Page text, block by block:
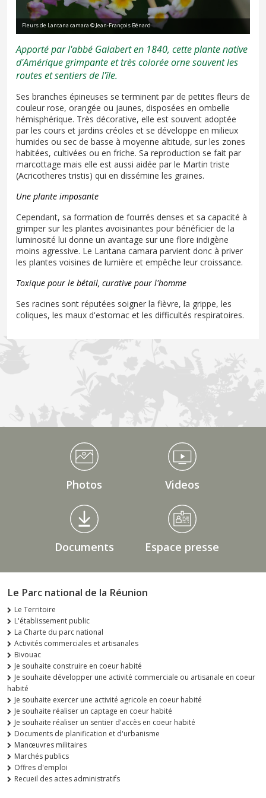
Fleurs de Lantana camara © Jean-François Bénard
Apporté par l'abbé Galabert en 1840, cette plante native
d'Amérique grimpante et très colorée orne souvent les
routes et sentiers de l'île.
Ses branches épineuses se terminent par de petites fleurs de
couleur rose, orangée ou jaunes, disposées en ombelle
hémisphérique. Très décorative, elle est souvent adoptée
par les cours et jardins créoles et se développe en milieux
humides ou sec de basse à moyenne altitude, sur les zones
habitées, cultivées ou en friche. Sa reproduction se fait par
marcottage mais elle est aussi aidée par le Martin triste
(Acricotheres tristis) qui en dissémine les graines.
Une plante imposante
Cependant, sa formation de fourrés denses et sa capacité à
grimper sur les plantes avoisinantes pour bénéficier de la
luminosité lui donne un avantage sur une flore indigène
moins agressive. Le Lantana camara parvient donc à priver
les plantes voisines de lumière et empêche leur croissance.
Toxique pour le bétail, curative pour l'homme
Ses racines sont réputées soigner la fièvre, la grippe, les
coliques, les maux d'estomac et les difficultés respiratoires.
Médiathèque Footer
Photos Videos
Documents Espace presse
Le Parc national de la Réunion
Le Territoire
L'établissement public
La Charte du parc national
Activités commerciales et artisanales
Bivouac
Je souhaite construire en coeur habité
Je souhaite développer une activité commerciale ou artisanale en coeur
habité
Je souhaite exercer une activité agricole en coeur habité
Je souhaite réaliser un captage en coeur habité
Je souhaite réaliser un sentier d'accès en coeur habité
Documents de planification et d'urbanisme
Manœuvres militaires
Marchés publics
Offres d'emploi
Recueil des actes administratifs